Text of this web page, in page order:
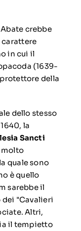
crebbe
carattere
in cui il
(1639-
della
dello stesso
la
Sancti
molto
quale sono
è quello
sarebbe il
"Cavalieri
Altri,
il tempietto